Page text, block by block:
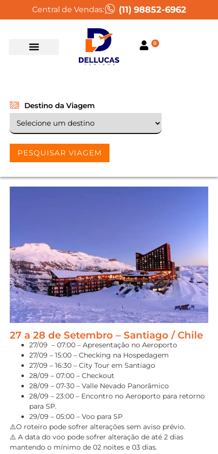
Central de Vendas: (11) 98852-6962
0
Destino da Viagem
PESQUISAR VIAGEM
27 a 28 de Setembro – Santiago / Chile
27/09 – 07:00 – Apresentação no Aeroporto
27/09 – 15:00 – Checking na Hospedagem
27/09 – 16:30 – City Tour em Santiago
28/09 – 07:00 – Checkout
28/09 – 07-30 – Valle Nevado Panorâmico
28/09 – 23:00 – Encontro no Aeroporto para retorno
para SP.
29/09 – 05:00 – Voo para SP
⚠️O roteiro pode sofrer alterações sem aviso prévio.
⚠️ A data do voo pode sofrer alteração de até 2 dias
mantendo o mínimo de 02 noites e 03 dias.